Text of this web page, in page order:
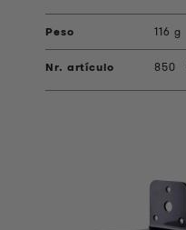
116 g
850